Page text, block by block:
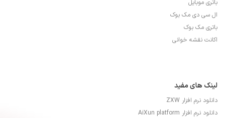
باتری موبایل
ال سی دی مک بوک
باتری مک بوک
اکانت نقشه خوانی
لینک های مفید
دانلود نرم افزار ZXW
دانلود نرم افزار AiXun platform